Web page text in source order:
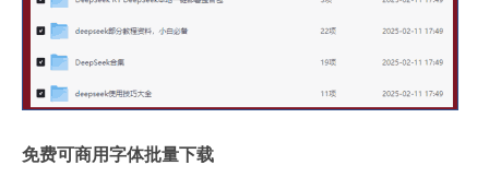
免费可商用字体批量下载